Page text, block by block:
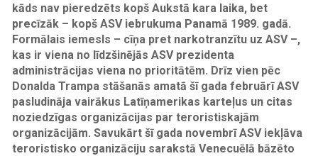
kāds nav pieredzēts kopš Aukstā kara laika, bet
precīzāk – kopš ASV iebrukuma Panamā 1989. gadā.
Formālais iemesls – cīņa pret narkotranzītu uz ASV –,
kas ir viena no līdzšinējās ASV prezidenta
administrācijas viena no prioritātēm. Drīz vien pēc
Donalda Trampa stāšanās amatā šī gada februārī ASV
pasludināja vairākus Latīņamerikas karteļus un citas
noziedzīgas organizācijas par teroristiskajām
organizācijām. Savukārt šī gada novembrī ASV iekļāva
teroristisko organizāciju sarakstā Venecuēlā bāzēto